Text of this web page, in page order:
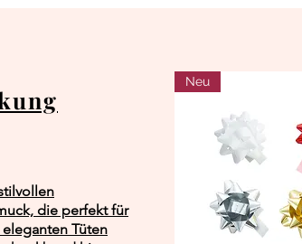
die perfekt für
Tüten
Neu